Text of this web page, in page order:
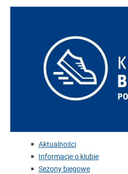
Aktualności
Informacje o klubie
Sezony biegowe